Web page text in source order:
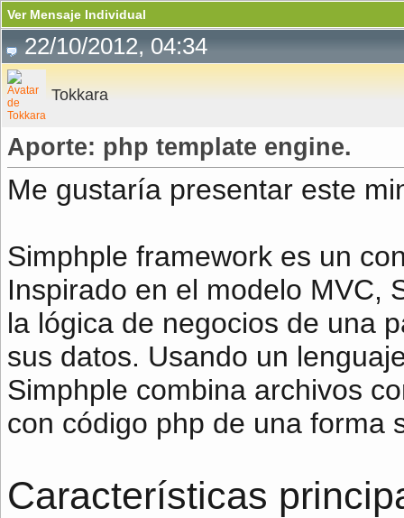
Ver Mensaje Individual
22/10/2012, 04:34
Tokkara
Aporte: php template engine.
Me gustaría presentar este
Simphple framework es un
Inspirado en el modelo MVC,
la lógica de negocios de una
sus datos. Usando un
Simphple combina archivos
con código php de una forma
Características